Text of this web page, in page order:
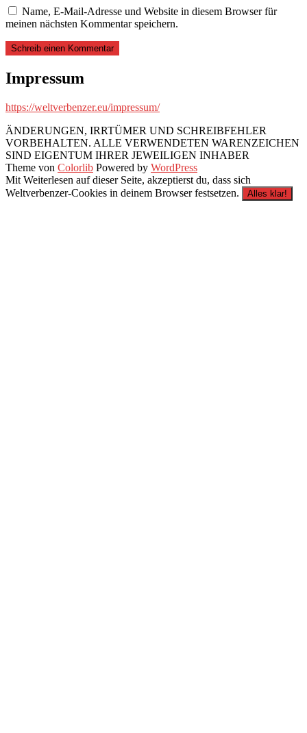
Name, E-Mail-Adresse und Website in diesem Browser für
meinen nächsten Kommentar speichern.
Impressum
https://weltverbenzer.eu/impressum/
ÄNDERUNGEN, IRRTÜMER UND SCHREIBFEHLER
VORBEHALTEN. ALLE VERWENDETEN WARENZEICHEN
SIND EIGENTUM IHRER JEWEILIGEN INHABER
Theme von Colorlib Powered by WordPress
Mit Weiterlesen auf dieser Seite, akzeptierst du, dass sich
Weltverbenzer-Cookies in deinem Browser festsetzen.
Alles klar!